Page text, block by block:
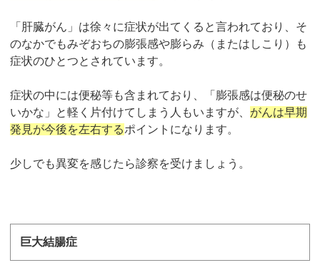
「肝臓がん」は徐々に症状が出てくると言われており、そ
のなかでもみぞおちの膨張感や膨らみ（またはしこり）も
症状のひとつとされています。
症状の中には便秘等も含まれており、「膨張感は便秘のせ
いかな」と軽く片付けてしまう人もいますが、 がんは早期
発見が今後を左右するポイントになります。
少しでも異変を感じたら診察を受けましょう。
巨大結腸症